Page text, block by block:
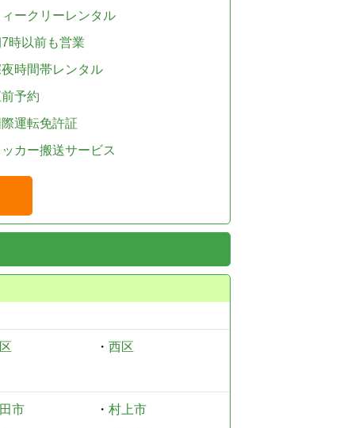
ークリーレンタル
時以前も営業
時間帯レンタル
予約
運転免許証
カー搬送サービス
・ 西区
市 ・ 村上市